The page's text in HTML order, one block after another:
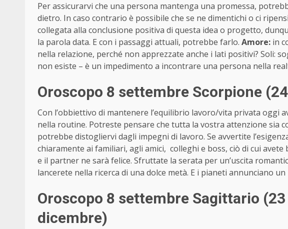
Per assicurarvi che una persona mantenga una promessa,
dietro. In caso contrario è possibile che se ne dimentichi o ci
collegata alla conclusione positiva di questa idea o progetto,
la parola data. E con i passaggi attuali, potrebbe farlo. Amore: in
nella relazione, perché non apprezzate anche i lati positivi? Soli:
non esiste – è un impedimento a incontrare una persona nella
Oroscopo 8 settembre Scorpione
Con l’obbiettivo di mantenere l’equilibrio lavoro/vita privata oggi
nella routine. Potreste pensare che tutta la vostra attenzione sia
potrebbe distogliervi dagli impegni di lavoro. Se avvertite
chiaramente ai familiari, agli amici, colleghi e boss, ciò di cui avete
e il partner ne sarà felice. Sfruttate la serata per un’uscita
lancerete nella ricerca di una dolce metà. E i pianeti annunciano
Oroscopo 8 settembre Sagittario
dicembre)